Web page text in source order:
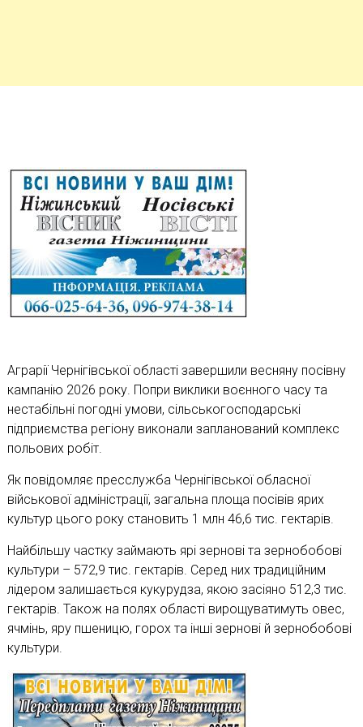
Аграрії Чернігівської області завершили весняну посівну
кампанію 2026 року. Попри виклики воєнного часу та
нестабільні погодні умови, сільськогосподарські
підприємства регіону виконали запланований комплекс
польових робіт.
Як повідомляє пресслужба Чернігівської обласної
військової адміністрації, загальна площа посівів ярих
культур цього року становить 1 млн 46,6 тис. гектарів.
Найбільшу частку займають ярі зернові та зернобобові
культури – 572,9 тис. гектарів. Серед них традиційним
лідером залишається кукурудза, якою засіяно 512,3 тис.
гектарів. Також на полях області вирощуватимуть овес,
ячмінь, яру пшеницю, горох та інші зернові й зернобобові
культури.